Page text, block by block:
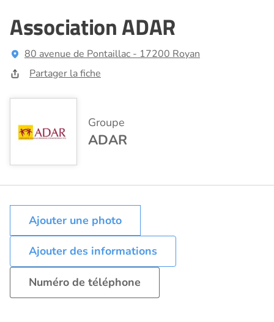
Association ADAR
80 avenue de Pontaillac - 17200 Royan
Partager la fiche
Groupe
ADAR
Ajouter des informations
Numéro de téléphone